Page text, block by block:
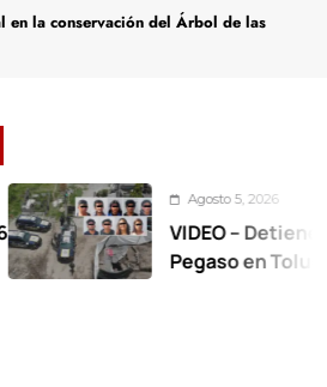
en la conservación del Árbol de las
Agosto 5, 2026
VIDEO – Detienen a 17 en
Pegaso en Toluca